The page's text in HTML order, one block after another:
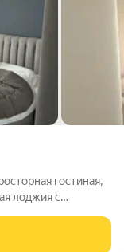
гостиная,
лоджия с
современный